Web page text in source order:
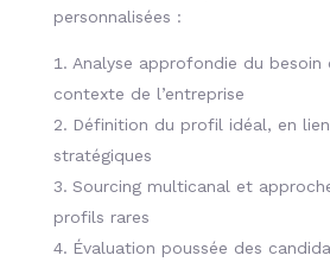
personnalisées :
Analyse approfondie du
contexte de l’entreprise
Définition du profil idéal, en
stratégiques
Sourcing multicanal et
profils rares
Évaluation poussée des